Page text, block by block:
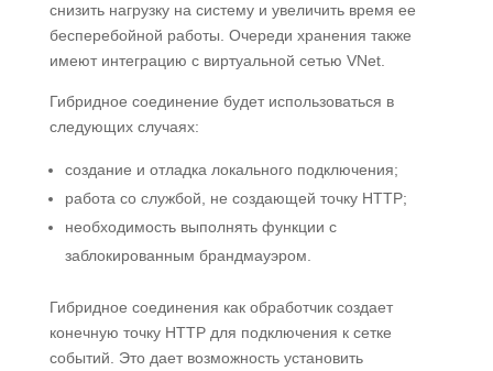
снизить нагрузку на систему и увеличить время ее
бесперебойной работы. Очереди хранения также
имеют интеграцию с виртуальной сетью VNet.
Гибридное соединение будет использоваться в
следующих случаях:
создание и отладка локального подключения;
работа со службой, не создающей точку HTTP;
необходимость выполнять функции с
заблокированным брандмауэром.
Гибридное соединения как обработчик создает
конечную точку HTTP для подключения к сетке
событий. Это дает возможность установить